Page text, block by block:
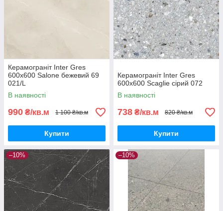
Керамограніт Inter Gres
600x600 Salone бежевий 69
021/L
В наявності
990 ₴/кв.м 1 100 ₴/кв.м
Купити
Керамограніт Inter Gres
600x600 Scaglie сірий 072
В наявності
738 ₴/кв.м 820 ₴/кв.м
Купити
–10% –10%